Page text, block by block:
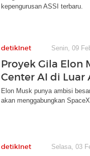
kepengurusan ASSI terbaru.
detikInet Senin, 09
Proyek Gila Elon
Center AI di Luar
Elon Musk punya ambisi
akan menggabungkan
detikInet Selasa, 03